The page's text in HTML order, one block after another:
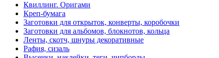
Квиллинг. Оригами
Креп-бумага
Заготовки для открыток, конверты, коробочки
Заготовки для альбомов, блокнотов, кольца
Ленты, скотч, шнуры декоративные
Рафия, сизаль